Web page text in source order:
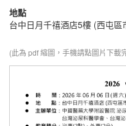
地點
台中日月千禧酒店5樓 (西屯區
(此為 pdf 縮圖，手機請點圖片下載